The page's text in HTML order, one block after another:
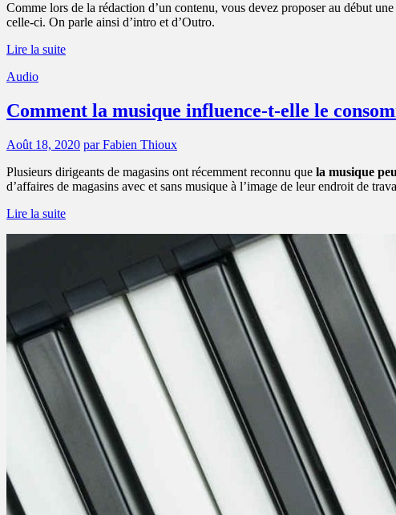
Comme lors de la rédaction d’un contenu, vous devez proposer au début
celle-ci. On parle ainsi d’intro et d’Outro.
Lire la suite
Audio
Comment la musique influence-t-elle le
Août 18, 2020 par Fabien Thioux
Plusieurs dirigeants de magasins ont récemment reconnu que la musique
d’affaires de magasins avec et sans musique à l’image de leur endroit de
Lire la suite